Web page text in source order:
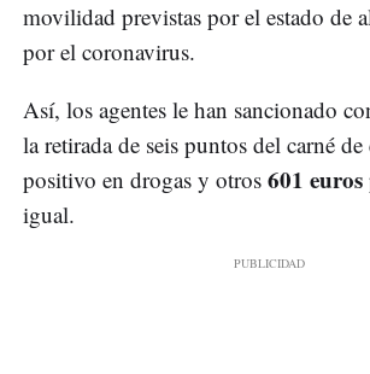
movilidad previstas por el estado de
por el coronavirus.
Así, los agentes le han sancionado
la retirada de seis puntos del carné
positivo en drogas y otros 601 euros
igual.